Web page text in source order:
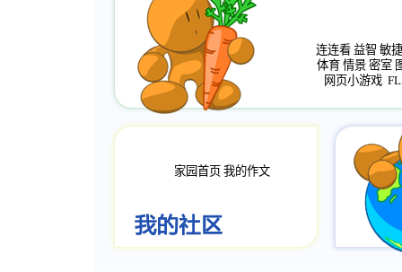
连连看 益智 敏捷
体育 情景 密室
网页小游戏
家园首页 我的作文